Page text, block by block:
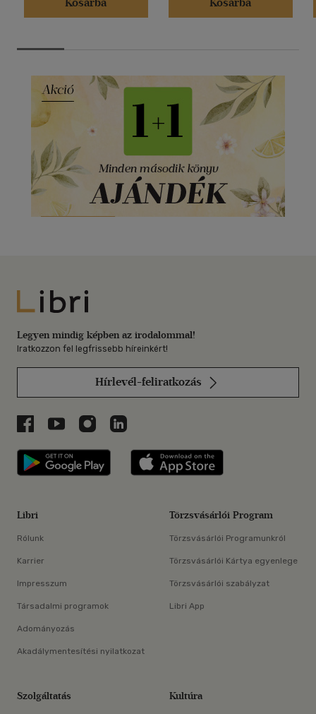
Kosárba
Kosárba
Libri
Legyen mindig képben az irodalommal!
Iratkozzon fel legfrissebb híreinkért!
Hírlevél-feliratkozás
Libri a Facebookon
Libri a Youtube-on
Libri az Instagramon
Libri a LinkedInen
Libri applikáció Szerezd meg: Google
Libri
Rólunk
Karrier
Impresszum
Társadalmi programok
Adományozás
Akadálymentesítési nyilatkozat
Törzsvásárlói Program
Törzsvásárlói Programunkról
Törzsvásárlói Kártya egyenlege
Törzsvásárlói szabályzat
Libri App
Szolgáltatás Kultúra